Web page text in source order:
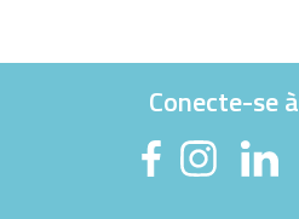
Conecte-se